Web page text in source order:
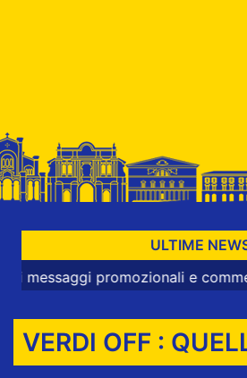
ULTIME
promozionali e commerciali
VERDI OFF :